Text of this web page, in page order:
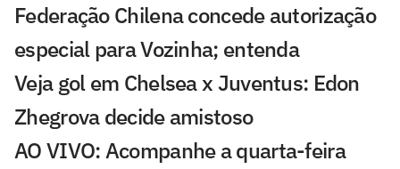
Federação Chilena concede autorização
especial para Vozinha; entenda
Veja gol em Chelsea x Juventus: Edon
Zhegrova decide amistoso
AO VIVO: Acompanhe a quarta-feira